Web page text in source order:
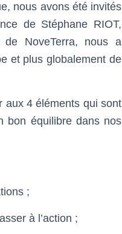
nous avons été invités
de Stéphane RIOT,
de NoveTerra, nous a
et plus globalement de
aux 4 éléments qui sont
bon équilibre dans nos
;
à l’action ;